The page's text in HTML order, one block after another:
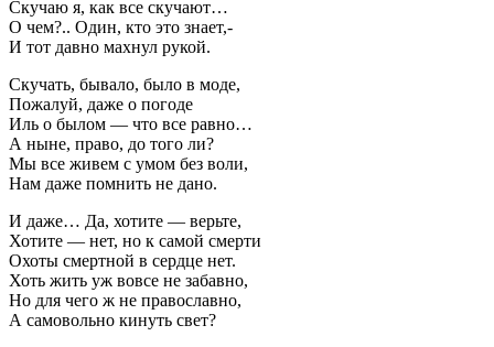
Скучаю я, как все скучают…
О чем?.. Один, кто это знает,-
И тот давно махнул рукой.
Скучать, бывало, было в моде,
Пожалуй, даже о погоде
Иль о былом — что все равно…
А ныне, право, до того ли?
Мы все живем с умом без воли,
Нам даже помнить не дано.
И даже… Да, хотите — верьте,
Хотите — нет, но к самой смерти
Охоты смертной в сердце нет.
Хоть жить уж вовсе не забавно,
Но для чего ж не православно,
А самовольно кинуть свет?